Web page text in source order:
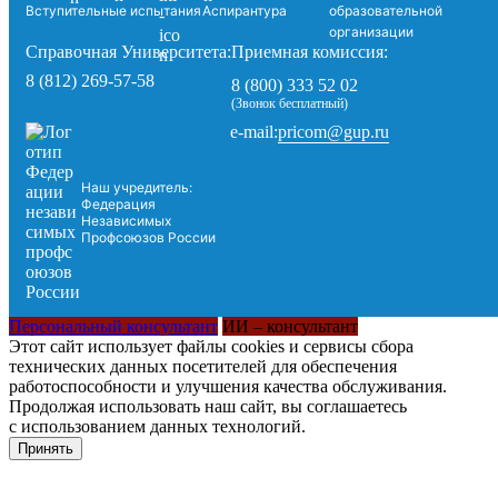
Вступительные испытанияАспирантура
образовательной
организации
Справочная Университета:
8 (812) 269-57-58
Приемная комиссия:
8 (800) 333 52 02
(Звонок бесплатный)
Наш учредитель:
Федерация
Независимых
Профсоюзов России
e-mail:pricom@gup.ru
Персональный консультант ИИ – консультант
Этот сайт использует файлы cookies и сервисы сбора
технических данных посетителей для обеспечения
работоспособности и улучшения качества обслуживания.
Продолжая использовать наш сайт, вы соглашаетесь
с использованием данных технологий.
Принять